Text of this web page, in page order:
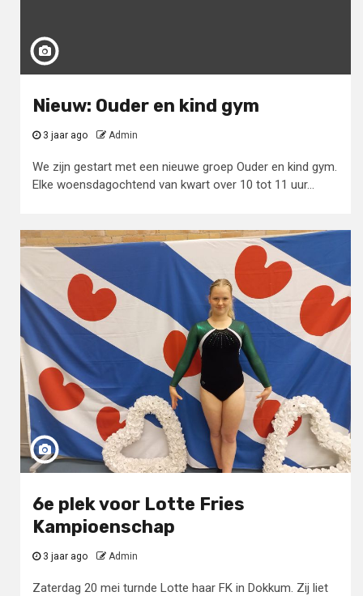
Nieuw: Ouder en kind gym
3 jaar ago Admin
We zijn gestart met een nieuwe groep Ouder en kind gym.
Elke woensdagochtend van kwart over 10 tot 11 uur...
6e plek voor Lotte Fries
Kampioenschap
3 jaar ago Admin
Zaterdag 20 mei turnde Lotte haar FK in Dokkum. Zij liet